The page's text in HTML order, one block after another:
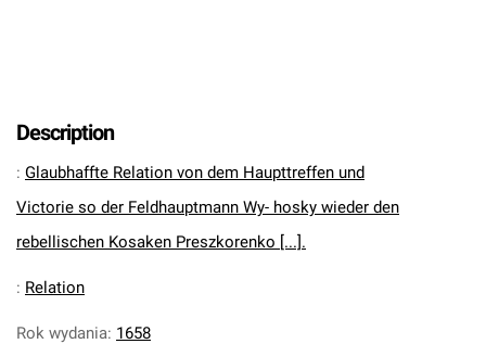
Description
: Glaubhaffte Relation von dem Haupttreffen und
Victorie so der Feldhauptmann Wy- hosky wieder den
rebellischen Kosaken Preszkorenko [...].
: Relation
Rok wydania: 1658